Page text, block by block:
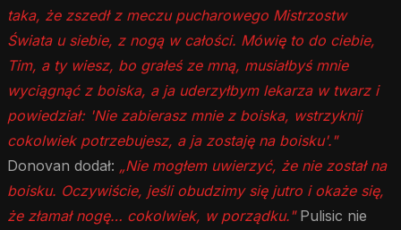
taka, że zszedł z meczu pucharowego Mistrzostw
Świata u siebie, z nogą w całości. Mówię to do ciebie,
Tim, a ty wiesz, bo grałeś ze mną, musiałbyś mnie
wyciągnąć z boiska, a ja uderzyłbym lekarza w twarz i
powiedział: 'Nie zabierasz mnie z boiska, wstrzyknij
cokolwiek potrzebujesz, a ja zostaję na boisku'."
Donovan dodał: „Nie mogłem uwierzyć, że nie został na
boisku. Oczywiście, jeśli obudzimy się jutro i okaże się,
że złamał nogę… cokolwiek, w porządku."Pulisic nie